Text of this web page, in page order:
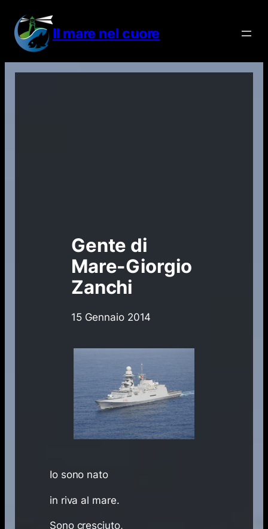
contenuto
Il mare nel cuore
Gente di
Mare-Giorgio
Zanchi
15 Gennaio 2014
Io sono nato
in riva al mare.
Sono cresciuto,